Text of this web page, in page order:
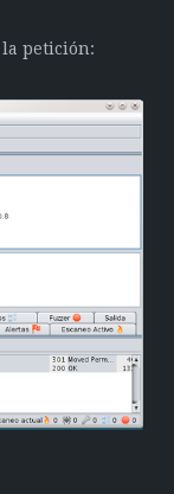
la petición: